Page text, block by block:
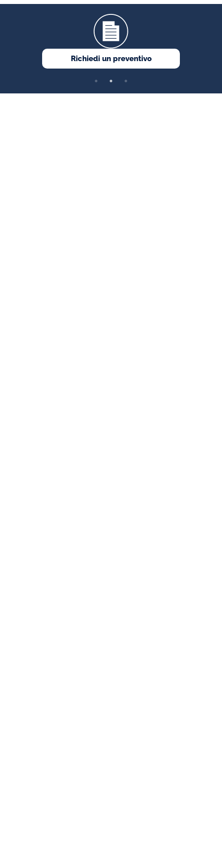
Richiedi un preventivo